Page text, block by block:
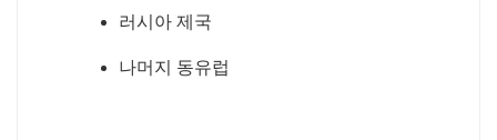
러시아 제국
나머지 동유럽